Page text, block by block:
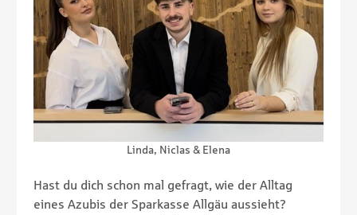
Linda, Niclas & Elena
Hast du dich schon mal gefragt, wie der Alltag
eines Azubis der Sparkasse Allgäu aussieht?